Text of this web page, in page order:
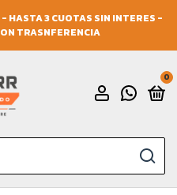
HASTA 3 CUOTAS SIN INTERES -
TRASNFERENCIA
0